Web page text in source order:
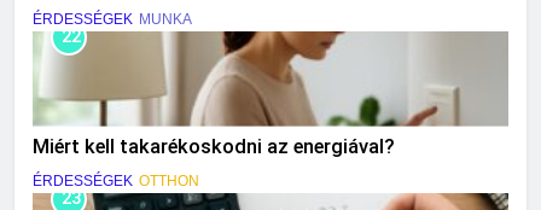
ÉRDESSÉGEK MUNKA
22
Miért kell takarékoskodni az energiával?
ÉRDESSÉGEK OTTHON
23